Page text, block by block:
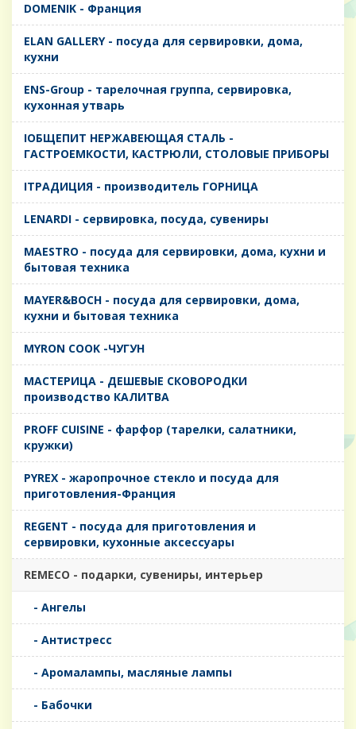
DOMENIK - Франция
ELAN GALLERY - посуда для сервировки, дома,
кухни
ENS-Group - тарелочная группа, сервировка,
кухонная утварь
IОБЩЕПИТ НЕРЖАВЕЮЩАЯ СТАЛЬ -
ГАСТРОЕМКОСТИ, КАСТРЮЛИ, СТОЛОВЫЕ ПРИБОРЫ
IТРАДИЦИЯ - производитель ГОРНИЦА
LENARDI - сервировка, посуда, сувениры
MAESTRO - посуда для сервировки, дома, кухни и
бытовая техника
MAYER&BOCH - посуда для сервировки, дома,
кухни и бытовая техника
MYRON COOK -ЧУГУН
MАСТЕРИЦА - ДЕШЕВЫЕ СКОВОРОДКИ
производство КАЛИТВА
PROFF CUISINE - фарфор (тарелки, салатники,
кружки)
PYREX - жаропрочное стекло и посуда для
приготовления-Франция
REGENT - посуда для приготовления и
сервировки, кухонные аксессуары
REMECO - подарки, сувениры, интерьер
- Ангелы
- Антистресс
- Аромалампы, масляные лампы
- Бабочки